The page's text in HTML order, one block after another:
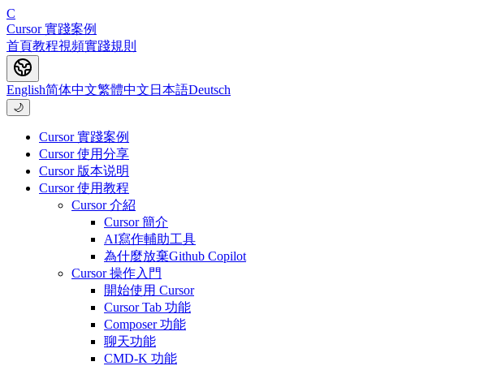
C
Cursor 實踐案例
首頁教程視頻實踐規則
English简体中文繁體中文 日本語Deutsch
🌙
Cursor 實踐案例
Cursor 使用分享
Cursor 版本说明
Cursor 使用教程
Cursor 介紹
Cursor 簡介
AI寫作輔助工具
為什麼放棄Github Copilot
Cursor 操作入門
開始使用 Cursor
Cursor Tab 功能
Composer 功能
聊天功能
CMD-K 功能